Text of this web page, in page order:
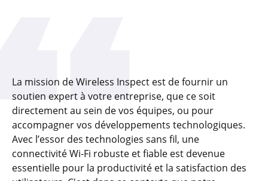
La mission de Wireless Inspect est de fournir un
soutien expert à votre entreprise, que ce soit
directement au sein de vos équipes, ou pour
accompagner vos développements technologiques.
Avec l’essor des technologies sans fil, une
connectivité Wi-Fi robuste et fiable est devenue
essentielle pour la productivité et la satisfaction des